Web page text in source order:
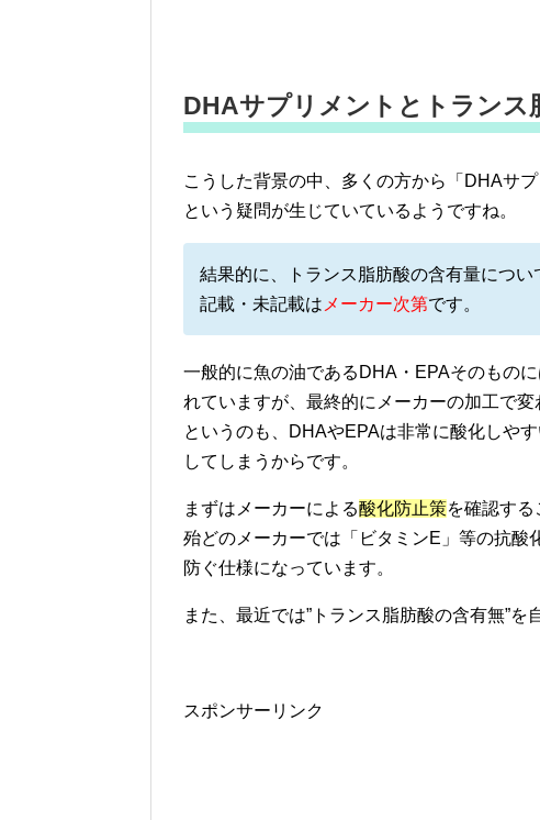
DHAサプリメントとトランス
こうした背景の中、多くの方から「DHAサ
という疑問が生じていているようですね。
結果的に、トランス脂肪酸の含有量につい
記載・未記載は メーカー次第です。
一般的に魚の油であるDHA・EPAそのもの
れていますが、最終的にメーカーの加工で変
というのも、DHAやEPAは非常に酸化しや
してしまうからです。
まずはメーカーによる酸化防止策を確認する
殆どのメーカーでは「ビタミンE」等の抗
防ぐ仕様になっています。
また、最近では”トランス脂肪酸の含有無”
スポンサーリンク